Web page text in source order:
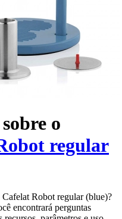
o
regular
Robot regular (blue)?
encontrará perguntas